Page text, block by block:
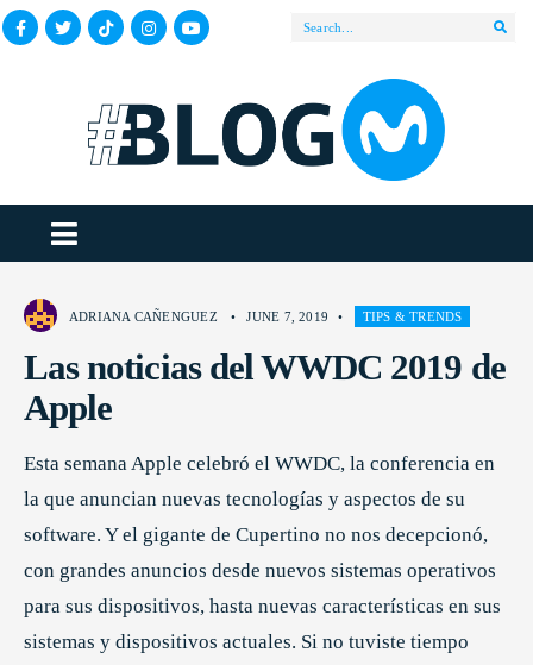
ADRIANA CAÑENGUEZ • JUNE 7, 2019 • TIPS & TRENDS
Las noticias del WWDC 2019 de
Apple
Esta semana Apple celebró el WWDC, la conferencia en
la que anuncian nuevas tecnologías y aspectos de su
software. Y el gigante de Cupertino no nos decepcionó,
con grandes anuncios desde nuevos sistemas operativos
para sus dispositivos, hasta nuevas características en sus
sistemas y dispositivos actuales. Si no tuviste tiempo